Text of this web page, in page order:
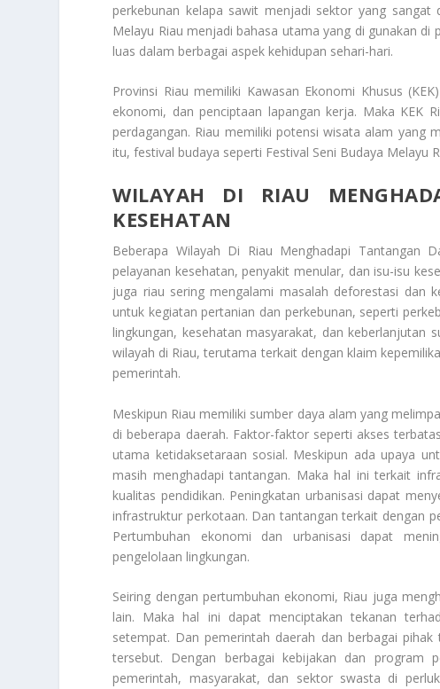
perkebunan kelapa sawit menjadi sektor yang
Melayu Riau menjadi bahasa utama yang di gunakan di
luas dalam berbagai aspek kehidupan sehari-hari.
Provinsi Riau memiliki Kawasan Ekonomi Khusus
ekonomi, dan penciptaan lapangan kerja. Maka KEK
perdagangan. Riau memiliki potensi wisata alam yang
itu, festival budaya seperti Festival Seni Budaya Melayu
WILAYAH DI RIAU
KESEHATAN
Beberapa Wilayah Di Riau Menghadapi Tantangan
pelayanan kesehatan, penyakit menular, dan isu-isu
juga riau sering mengalami masalah deforestasi dan
untuk kegiatan pertanian dan perkebunan, seperti
lingkungan, kesehatan masyarakat, dan keberlanjutan
wilayah di Riau, terutama terkait dengan klaim
pemerintah.
Meskipun Riau memiliki sumber daya alam yang
di beberapa daerah. Faktor-faktor seperti akses
utama ketidaksetaraan sosial. Meskipun ada upaya
masih menghadapi tantangan. Maka hal ini terkait
kualitas pendidikan. Peningkatan urbanisasi dapat
infrastruktur perkotaan. Dan tantangan terkait dengan
Pertumbuhan ekonomi dan urbanisasi dapat
pengelolaan lingkungan.
Seiring dengan pertumbuhan ekonomi, Riau juga
lain. Maka hal ini dapat menciptakan tekanan
setempat. Dan pemerintah daerah dan berbagai
tersebut. Dengan berbagai kebijakan dan program
pemerintah, masyarakat, dan sektor swasta di